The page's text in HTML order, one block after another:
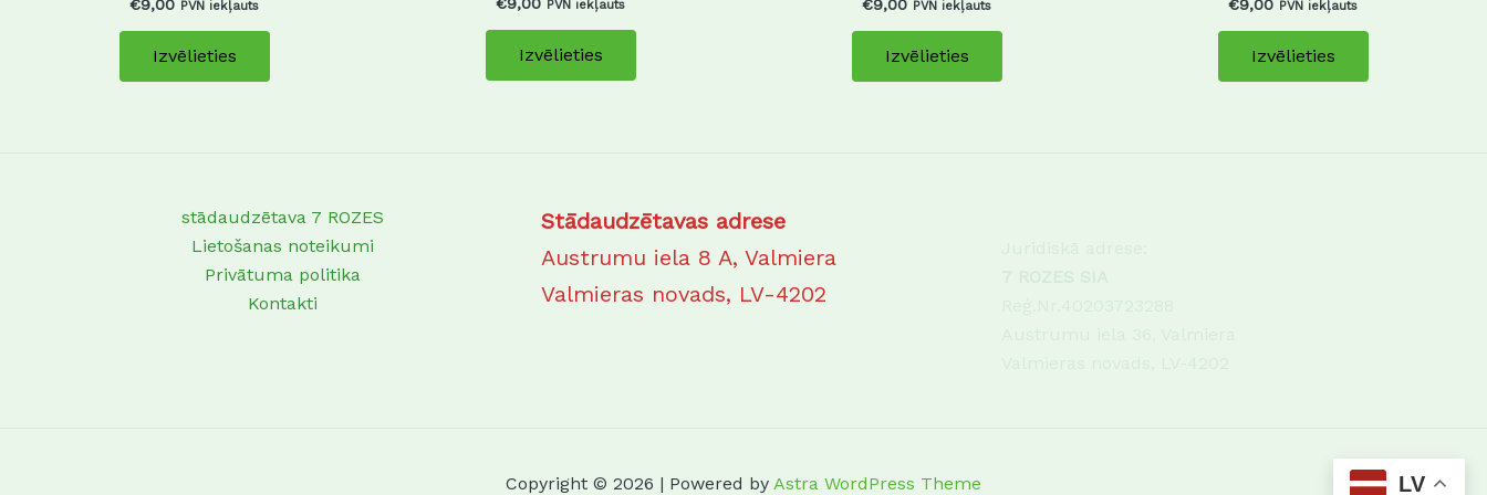
€9,00 PVN iekļauts
Izvēlieties
€9,00 PVN iekļauts
Izvēlieties
€9,00 PVN iekļauts
Izvēlieties
€9,00 PVN iekļauts
Izvēlieties
stādaudzētava 7 ROZES
Lietošanas noteikumi
Privātuma politika
Kontakti
Stādaudzētavas adrese
Austrumu iela 8 A, Valmiera
Valmieras novads, LV-4202
Copyright © 2026 | Powered by Astra WordPress Theme LV